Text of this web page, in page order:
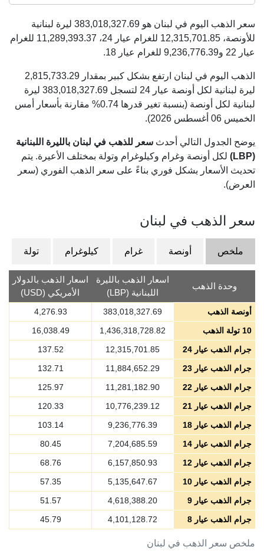
سعر الذهب اليوم في لبنان هو 383,018,327.69 ليرة لبنانية
للأونصة، 12,315,701.85 للغرام عيار 24، 11,289,393.37 للغرام
عيار 22 و
9,236,776.39 للغرام عيار 18.
الذهب اليوم في لبنان ارتفع بشكل كبير بمقدار 2,815,733.29
ليرة لبنانية لكل أونصة عيار 24 لتسجل 383,018,327.69 ليرة
لبنانية لكل أونصة (بنسبة تغير قدرها 0.74% مقارنة بأسعار أمس
الخميس 06 أغسطس 2026).
يوضح الجدول التالي أحدث سعر للذهب في لبنان بالليرة اللبنانية
(LBP)
لكل أونصة وغرام وكيلوغرام وتولة بمختلف الأعيرة. يتم
تحديث الأسعار بشكل فوري بناءً على سعر الذهب الفوري (سعر
العرض).
سعر الذهب في لبنان
ملخص أونصة غرام كيلوغرام تولة
ملخص سعر الذهب في لبنان
وحدة الذهب
اسعار الذهب بالليرة
اللبنانية (LBP)
اسعار الذهب بالدولار
الأمريكي (USD)
أونصة الذهب 383,018,327.69
4,276.93
10 تولة الذهب
1,436,318,728.82
16,038.49
جرام الذهب عيار 24
12,315,701.85
137.52
جرام الذهب عيار 23
11,884,652.29
132.71
جرام الذهب عيار 22
11,281,182.90
125.97
جرام الذهب عيار 21
10,776,239.12
120.33
جرام الذهب عيار 18
9,236,776.39
103.14
جرام الذهب عيار 14
7,204,685.59
80.45
جرام الذهب عيار 12
6,157,850.93
68.76
جرام الذهب عيار 10
5,135,647.67
57.35
جرام الذهب عيار 9
4,618,388.20
51.57
جرام الذهب عيار 8
4,101,128.72
45.79